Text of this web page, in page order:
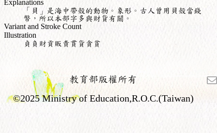
Explanations
「貝」是海中帶殼的動物。象形。古人曾用貝殼當錢
幣，所以本部字多與財貨有關。
Variant and Stroke Count
Illustration
貞負財貢販責貫貨貪貧
教育部版權所有
©2025 Ministry of Education,R.O.C.(Taiwan)